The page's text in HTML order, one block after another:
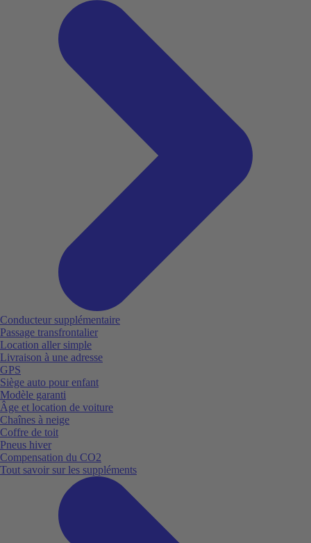
Conducteur supplémentaire
Passage transfrontalier
Location aller simple
Livraison à une adresse
GPS
Siège auto pour enfant
Modèle garanti
Âge et location de voiture
Chaînes à neige
Coffre de toit
Pneus hiver
Compensation du CO2
Tout savoir sur les suppléments